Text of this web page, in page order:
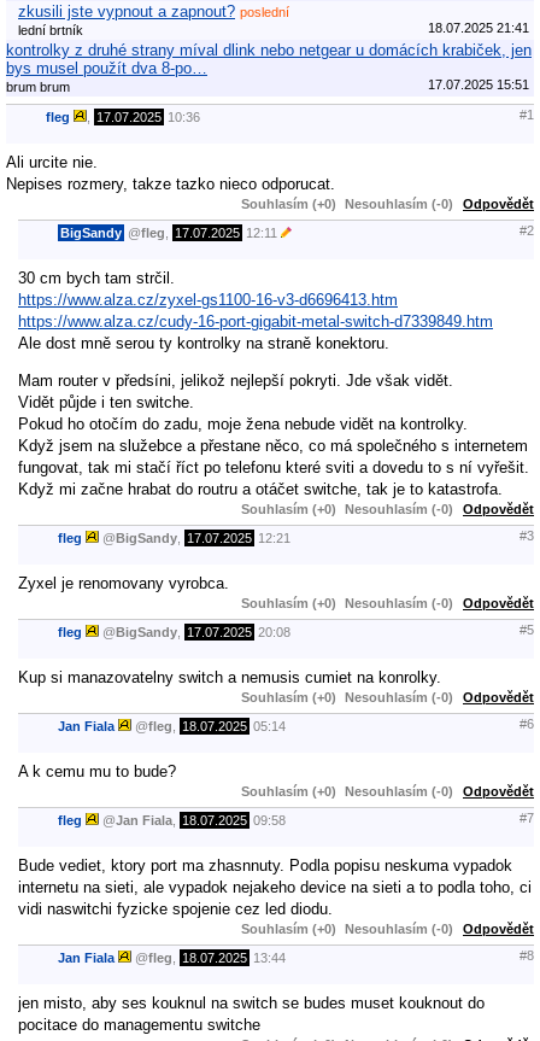
zkusili jste vypnout a zapnout? poslední
lední brtník
18.07.2025 21:41
kontrolky z druhé strany míval dlink nebo netgear u domácích krabiček, jen
bys musel použít dva 8-po…
brum brum 17.07.2025 15:51
fleg 17.07.2025 10:36 #1
Ali urcite nie.
Nepises rozmery, takze tazko nieco odporucat.
Souhlasím (+0) Nesouhlasím (-0) Odpovědět
BigSandy @fleg 17.07.2025 12:11 #2
30 cm bych tam strčil.
https://www.alza.cz/zyxel-gs1100-16-v3-d6696413.htm
https://www.alza.cz/cudy-16-port-gigabit-metal-switch-d7339849.htm
Ale dost mně serou ty kontrolky na straně konektoru.
Mam router v předsíni, jelikož nejlepší pokryti. Jde však vidět.
Vidět půjde i ten switche.
Pokud ho otočím do zadu, moje žena nebude vidět na kontrolky.
Když jsem na služebce a přestane něco, co má společného s internetem
fungovat, tak mi stačí říct po telefonu které sviti a dovedu to s ní vyřešit.
Když mi začne hrabat do routru a otáčet switche, tak je to katastrofa.
Souhlasím (+0) Nesouhlasím (-0) Odpovědět
fleg @BigSandy 17.07.2025 12:21 #3
Zyxel je renomovany vyrobca.
Souhlasím (+0) Nesouhlasím (-0) Odpovědět
fleg @BigSandy 17.07.2025 20:08 #5
Kup si manazovatelny switch a nemusis cumiet na konrolky.
Souhlasím (+0) Nesouhlasím (-0) Odpovědět
Jan Fiala @fleg 18.07.2025 05:14 #6
A k cemu mu to bude?
Souhlasím (+0) Nesouhlasím (-0) Odpovědět
fleg @Jan Fiala 18.07.2025 09:58 #7
Bude vediet, ktory port ma zhasnnuty. Podla popisu neskuma vypadok
internetu na sieti, ale vypadok nejakeho device na sieti a to podla toho, ci
vidi naswitchi fyzicke spojenie cez led diodu.
Souhlasím (+0) Nesouhlasím (-0) Odpovědět
Jan Fiala @fleg 18.07.2025 13:44 #8
jen misto, aby ses kouknul na switch se budes muset kouknout do
pocitace do managementu switche